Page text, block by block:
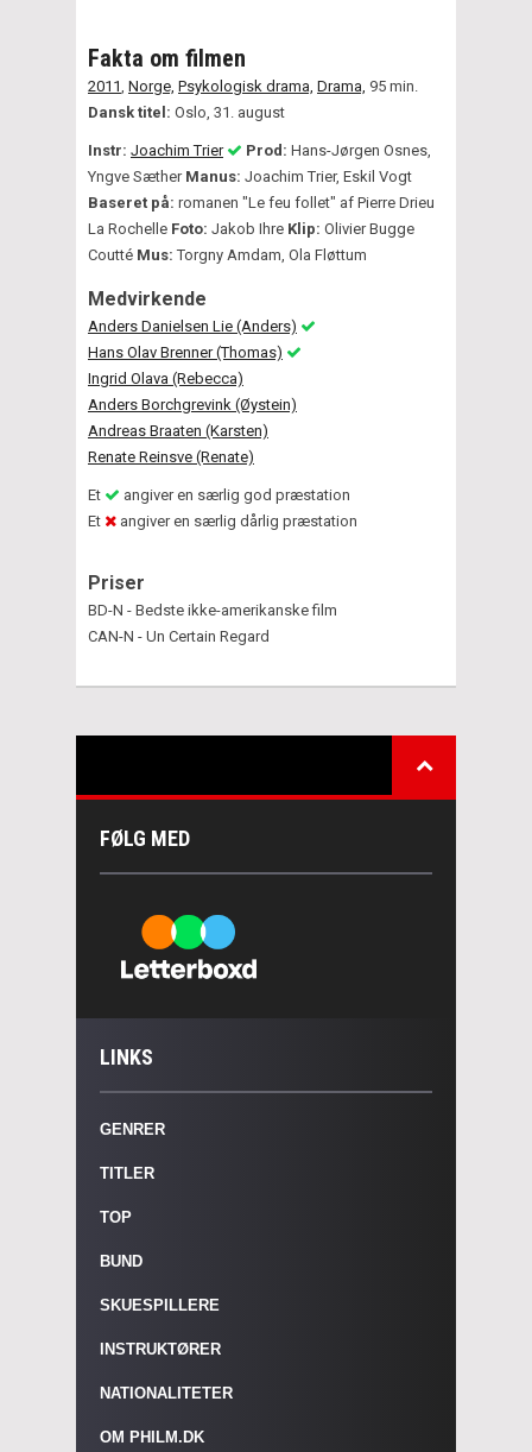
Fakta om filmen
2011 Norge, Psykologisk drama, Drama, 95 min.
Dansk titel: Oslo, 31. august
Instr: Joachim Trier Prod: Hans-Jørgen Osnes,
Yngve Sæther Manus: Joachim Trier, Eskil Vogt
Baseret på: romanen "Le feu follet" af Pierre Drieu
La Rochelle Foto: Jakob Ihre Klip: Olivier Bugge
Coutté Mus: Torgny Amdam, Ola Fløttum
Medvirkende
Anders Danielsen Lie (Anders)
Hans Olav Brenner (Thomas)
Ingrid Olava (Rebecca)
Anders Borchgrevink (Øystein)
Andreas Braaten (Karsten)
Renate Reinsve (Renate)
Et
angiver en særlig god præstation
Et
angiver en særlig dårlig præstation
Priser
BD-N - Bedste ikke-amerikanske film
CAN-N - Un Certain Regard
FØLG MED
LINKS
GENRER
TITLER
TOP
BUND
SKUESPILLERE
INSTRUKTØRER
NATIONALITETER
OM PHILM.DK